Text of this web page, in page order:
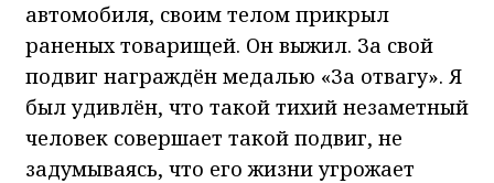
автомобиля, своим телом прикрыл
раненых товарищей. Он выжил. За свой
подвиг награждён медалью «За отвагу». Я
был удивлён, что такой тихий незаметный
человек совершает такой подвиг, не
задумываясь, что его жизни угрожает